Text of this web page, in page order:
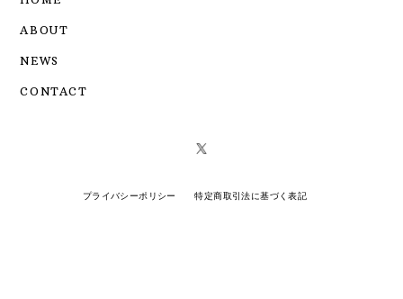
ABOUT
NEWS
CONTACT
プライバシーポリシー 特定商取引法に基づく表記